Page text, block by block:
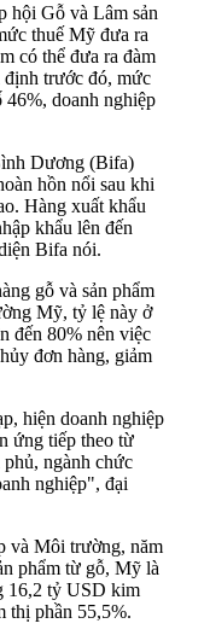
hội Gỗ và Lâm sản
thuế Mỹ đưa ra
có thể đưa ra đàm
định trước đó, mức
46%, doanh nghiệp
Dương (Bifa)
hồn nổi sau khi
Hàng xuất khẩu
khẩu lên đến
Bifa nói.
gỗ và sản phẩm
Mỹ, tỷ lệ này ở
đến 80% nên việc
đơn hàng, giảm
hiện doanh nghiệp
ứng tiếp theo từ
ngành chức
nghiệp", đại
và Môi trường, năm
phẩm từ gỗ, Mỹ là
16,2 tỷ USD kim
thị phần 55,5%.